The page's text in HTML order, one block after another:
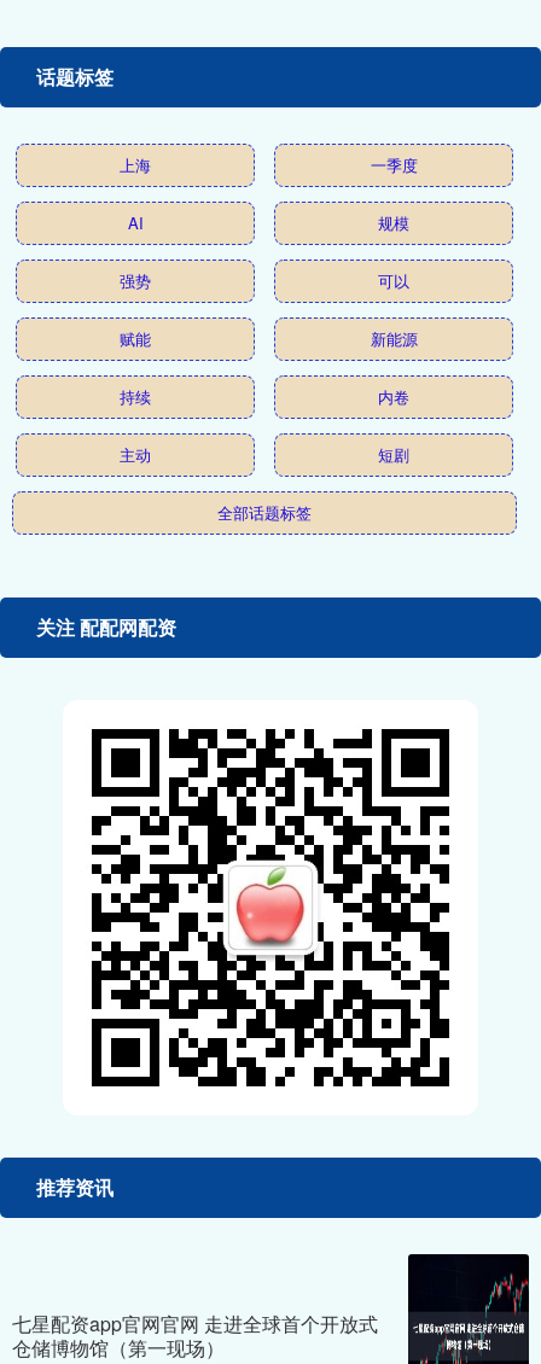
话题标签
上海 一季度
AI 规模
强势 可以
赋能 新能源
持续 内卷
主动 短剧
全部话题标签
关注 配配网配资
推荐资讯
七星配资app官网官网 走进全球首个开放式
仓储博物馆（第一现场）